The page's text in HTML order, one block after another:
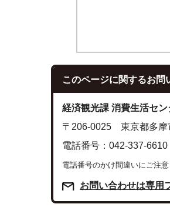
このページに関するお問
経済観光課 消費生活セン
〒206-0025 東京都多
電話番号：042-337-
電話番号のかけ間違いにご注
お問い合わせは専用